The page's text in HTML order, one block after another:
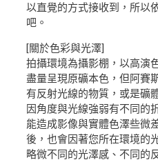
以直覺的方式接收到，所以
吧。
[關於色彩與光澤]
拍攝環境為攝影棚，以高演
盡量呈現原礦本色，但阿賽
有反射光線的物質，或是礦
因角度與光線強弱有不同的
能造成影像與實體色澤些微
後，也會因著您所在環境的
略微不同的光澤感、不同的